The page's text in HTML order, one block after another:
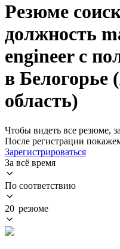
Резюме
должность
engineer с
в Белогорье
область)
Чтобы видеть все резюме,
После регистрации
Зарегистрироваться
За всё время
По соответствию
20 резюме